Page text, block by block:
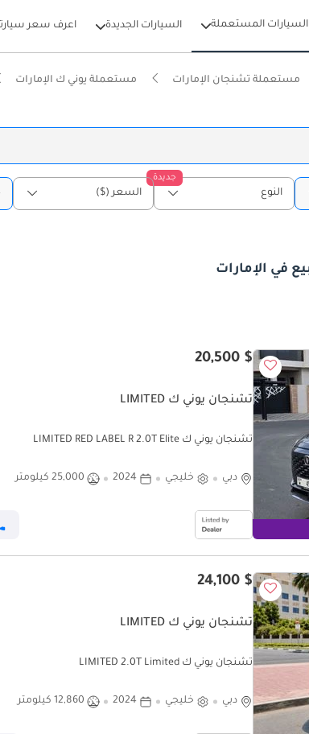
السيارات المستعملة السيارات الجديدة اعرف سعر
مستعملة تشنجان الإمارات مستعملة يوني ك الإمارات
جديدة
النوع السعر ($)
$ 20,500
تشنجان يوني ك LIMITED
تشنجان يوني ك LIMITED RED LABEL R 2.0T Elite
دبي خليجي 2024 25,000 كيلومتر
$ 24,100
تشنجان يوني ك LIMITED
تشنجان يوني ك LIMITED 2.0T Limited
دبي خليجي 2024 12,860 كيلومتر